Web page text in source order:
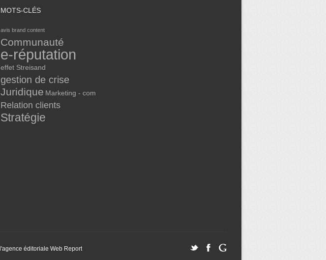
MOTS-CLÉS
avis brand content
Communauté
e-réputation
effet Streisand
gestion de crise
Juridique Marketing - com
Relation clients
Stratégie
l'agence éditoriale Web Report